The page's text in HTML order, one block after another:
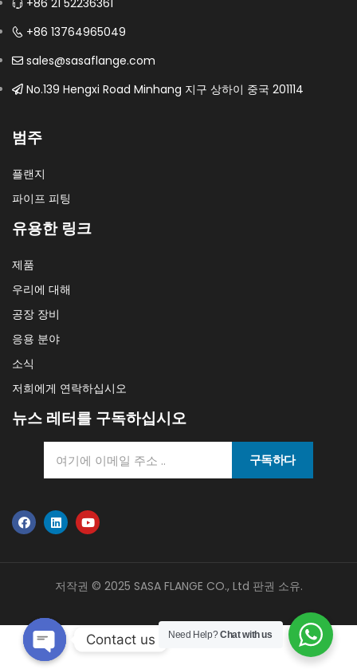
+86 21 52236361
+86 13764965049
sales@sasaflange.com
No.139 Hengxi Road Minhang 지구 상하이 중국 201114
범주
플랜지
파이프 피팅
유용한 링크
제품
우리에 대해
공장 장비
응용 분야
소식
저희에게 연락하십시오
뉴스 레터를 구독하십시오
구독하다
저작권 © 2025 SASA FLANGE CO., Ltd 판권 소유.
Need Help?Chat with us
Contact us